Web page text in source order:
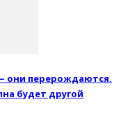
они перерождаются.
будет другой